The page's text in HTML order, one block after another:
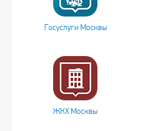
Госуслуги Москвы
ЖКХ Москвы